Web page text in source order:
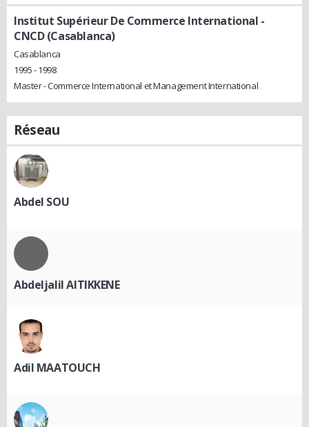
Institut Supérieur De Commerce International -
CNCD (Casablanca)
Casablanca
1995 - 1998
Master - Commerce International et Management International
Réseau
Abdel SOU
Abdeljalil AITIKKENE
Adil MAATOUCH